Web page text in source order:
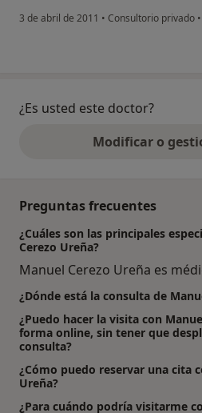
3 de abril de 2011 • Consultorio privado •
¿Es usted este doctor?
Modificar o
Preguntas frecuentes
¿Cuáles son las principales
Cerezo Ureña?
Manuel Cerezo Ureña es
¿Dónde está la consulta de
¿Puedo hacer la visita con
forma online, sin tener que
consulta?
¿Cómo puedo reservar una cita
Ureña?
¿Para cuándo podría visitarme